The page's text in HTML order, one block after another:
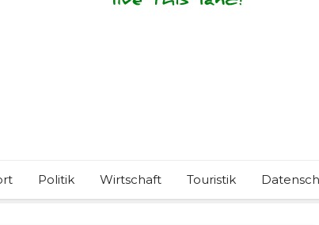
Politik Wirtschaft Touristik